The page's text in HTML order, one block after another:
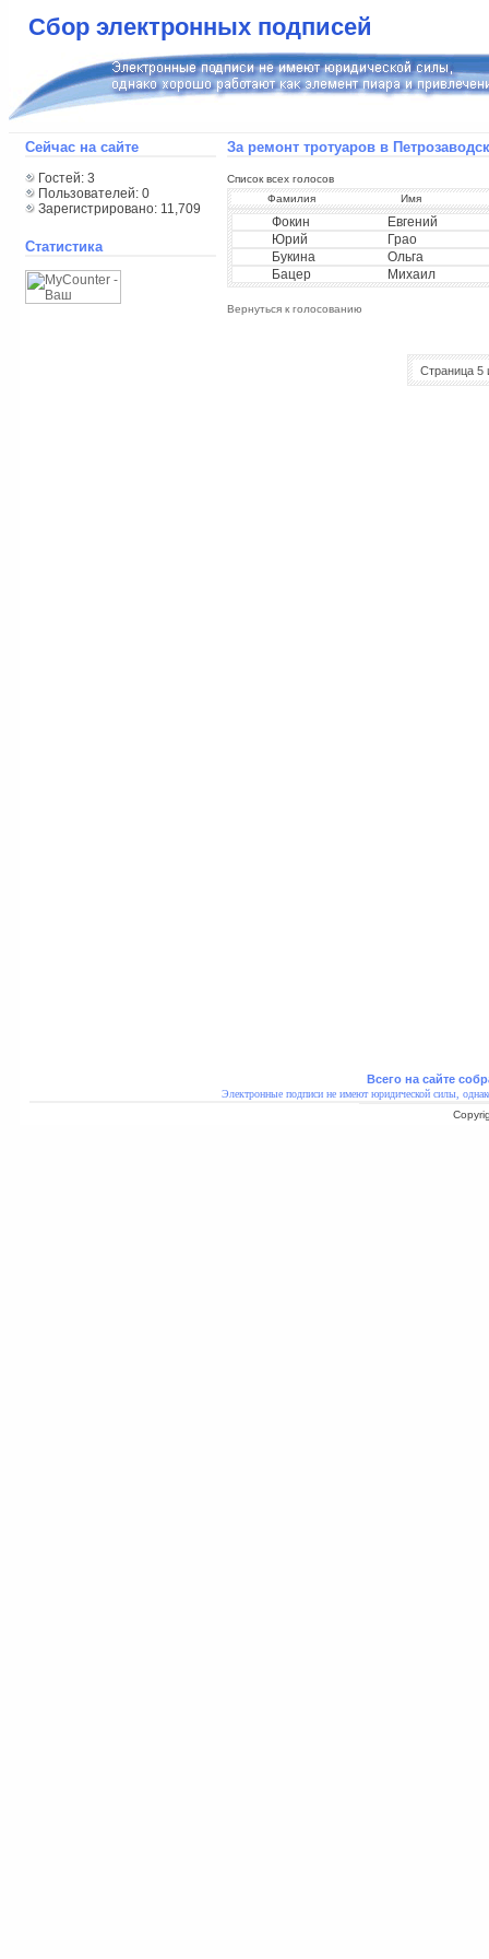
Сбор электронных подписей
Сейчас на сайте
Гостей: 3
Пользователей: 0
Зарегистрировано: 11,709
Статистика
За ремонт тротуаров в
Список всех голосов
Фамилия
Имя
Фокин
Евгений
Юрий
Грао
Букина
Ольга
Бацер
Михаил
Вернуться к голосованию
Страница 5
Всего на сайте
Электронные подписи не имеют юридической силы,